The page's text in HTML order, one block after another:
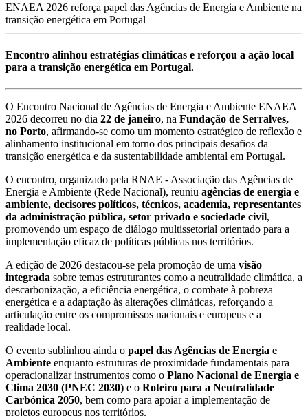
ENAEA 2026 reforça papel das Agências de Energia e Ambiente na
transição energética em Portugal
Encontro alinhou estratégias climáticas e reforçou a ação local
para a transição energética em Portugal.
O Encontro Nacional de Agências de Energia e Ambiente ENAEA
2026 decorreu no dia 22 de janeiro, na Fundação de Serralves,
no Porto, afirmando-se como um momento estratégico de reflexão e
alinhamento institucional em torno dos principais desafios da
transição energética e da sustentabilidade ambiental em Portugal.
O encontro, organizado pela RNAE - Associação das Agências de
Energia e Ambiente (Rede Nacional), reuniu agências de energia e
ambiente, decisores políticos, técnicos, academia, representantes
da administração pública, setor privado e sociedade civil,
promovendo um espaço de diálogo multissetorial orientado para a
implementação eficaz de políticas públicas nos territórios.
A edição de 2026 destacou-se pela promoção de uma visão
integrada sobre temas estruturantes como a neutralidade climática, a
descarbonização, a eficiência energética, o combate à pobreza
energética e a adaptação às alterações climáticas, reforçando a
articulação entre os compromissos nacionais e europeus e a
realidade local.
O evento sublinhou ainda o papel das Agências de Energia e
Ambiente enquanto estruturas de proximidade fundamentais para
operacionalizar instrumentos como o Plano Nacional de Energia e
Clima 2030 (PNEC 2030) e o Roteiro para a Neutralidade
Carbónica 2050, bem como para apoiar a implementação de
projetos europeus nos territórios.